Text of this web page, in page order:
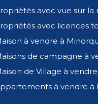
la région
sables blancs.
conçues pour offrir
sûr dans un marché
La communauté
les
avec vue sur la
avec licences
à vendre à
de campagne à
de Village à vendre
à vendre à